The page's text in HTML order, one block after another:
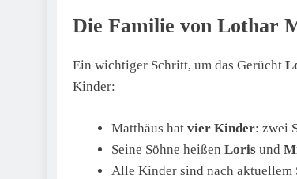
Die Familie von Lothar
Ein wichtiger Schritt, um das Gerücht
Kinder:
Matthäus hat vier Kinder: zwei
Seine Söhne heißen Lorisund
Alle Kinder sind nach aktuellem